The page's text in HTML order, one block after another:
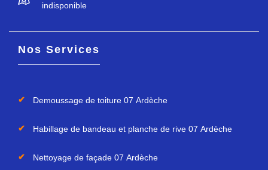
indisponible
Nos Services
Demoussage de toiture 07 Ardèche
Habillage de bandeau et planche de rive 07 Ardèche
Nettoyage de façade 07 Ardèche